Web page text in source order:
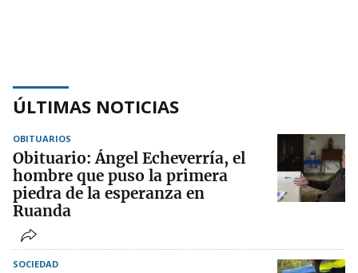
ÚLTIMAS NOTICIAS
OBITUARIOS
Obituario: Ángel Echeverría, el
hombre que puso la primera
piedra de la esperanza en
Ruanda
SOCIEDAD